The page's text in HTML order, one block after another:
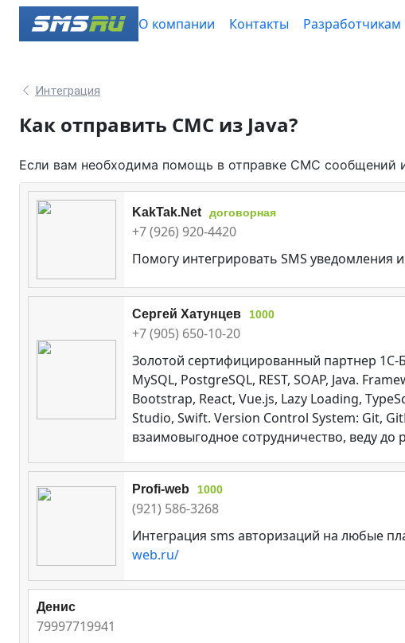
О компании Контакты Разработчикам
Интеграция
Как отправить СМС из Java?
Если вам необходима помощь в отправке СМС сообщений
KakTak.Net договорная
+7 (926) 920-4420
Помогу интегрировать SMS уведомления
Сергей Хатунцев 1000
+7 (905) 650-10-20
Золотой сертифицированный партнер 1С-
MySQL, PostgreSQL, REST, SOAP, Java.
Bootstrap, React, Vue.js, Lazy Loading,
Studio, Swift. Version Control System: Git,
взаимовыгодное сотрудничество, веду до
Profi-web 1000
(921) 586-3268
Интеграция sms авторизаций на любые
web.ru/
Денис
79997719941